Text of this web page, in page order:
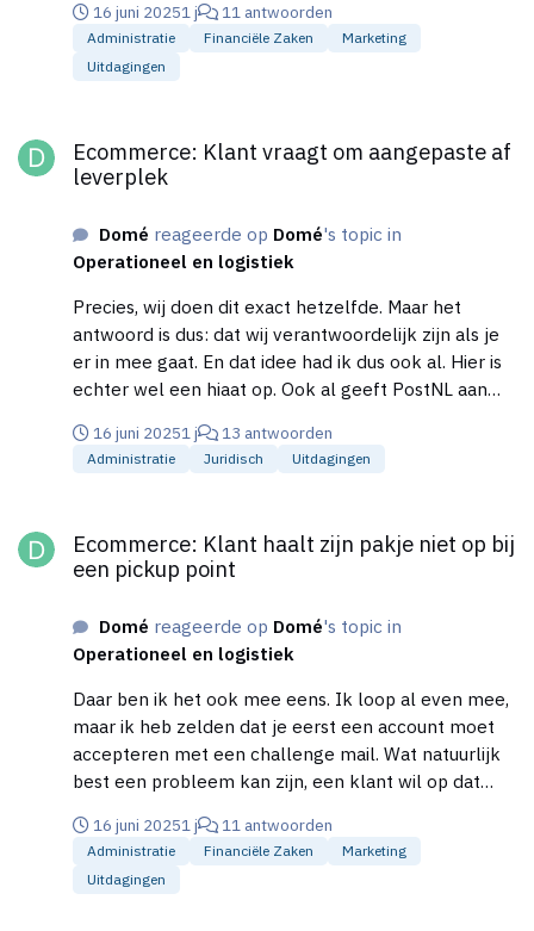
gemaakt van een aantal benoemde gratis mail
programma's de spam gecontroleerd dient te
worden als je geen bevestiging hebt ontvangen. Wij
vraag is uitsluitend: Wie is er nu verantwoordelijk
voor onze kosten van het verzenden van het pakje
16 juni 20251 j 11 antwoorden
Administratie Financiële Zaken
Marketing
Uitdagingen
Ecommerce: Klant vraagt om aangepaste af
leverplek
Domé reageerde op Domé's topic in
Operationeel en logistiek
Precies, wij doen dit exact hetzelfde. Maar het
antwoord is dus: dat wij verantwoordelijk zijn als je
er in mee gaat. En dat idee had ik dus ook al. Hier is
echter wel een hiaat op. Ook al geeft PostNL aan
pakket automaat is geleverd en het pakje blijkt er
niet te zijn, is de verzender volgens PostNL hier
tegen het verlies van de enige taak welke PostNL
heeft: het vervoeren van punt A naar B.
16 juni 20251 j 13 antwoorden
Administratie Juridisch Uitdagingen
Ecommerce: Klant haalt zijn pakje niet op bij
een pickup point
Domé reageerde op Domé's topic in
Operationeel en logistiek
Daar ben ik het ook mee eens. Ik loop al even mee,
maar ik heb zelden dat je eerst een account moet
accepteren met een challenge mail. Wat natuurlijk
best een probleem kan zijn, een klant wil op dat
opwerpt om dat te doen, hoe sneller je de klant
kwijt bent. En nog nooit gezien hoe een
telefoonnummer wordt gecontroleerd. Wij
16 juni 20251 j 11 antwoorden
Administratie Financiële Zaken
Marketing
Uitdagingen